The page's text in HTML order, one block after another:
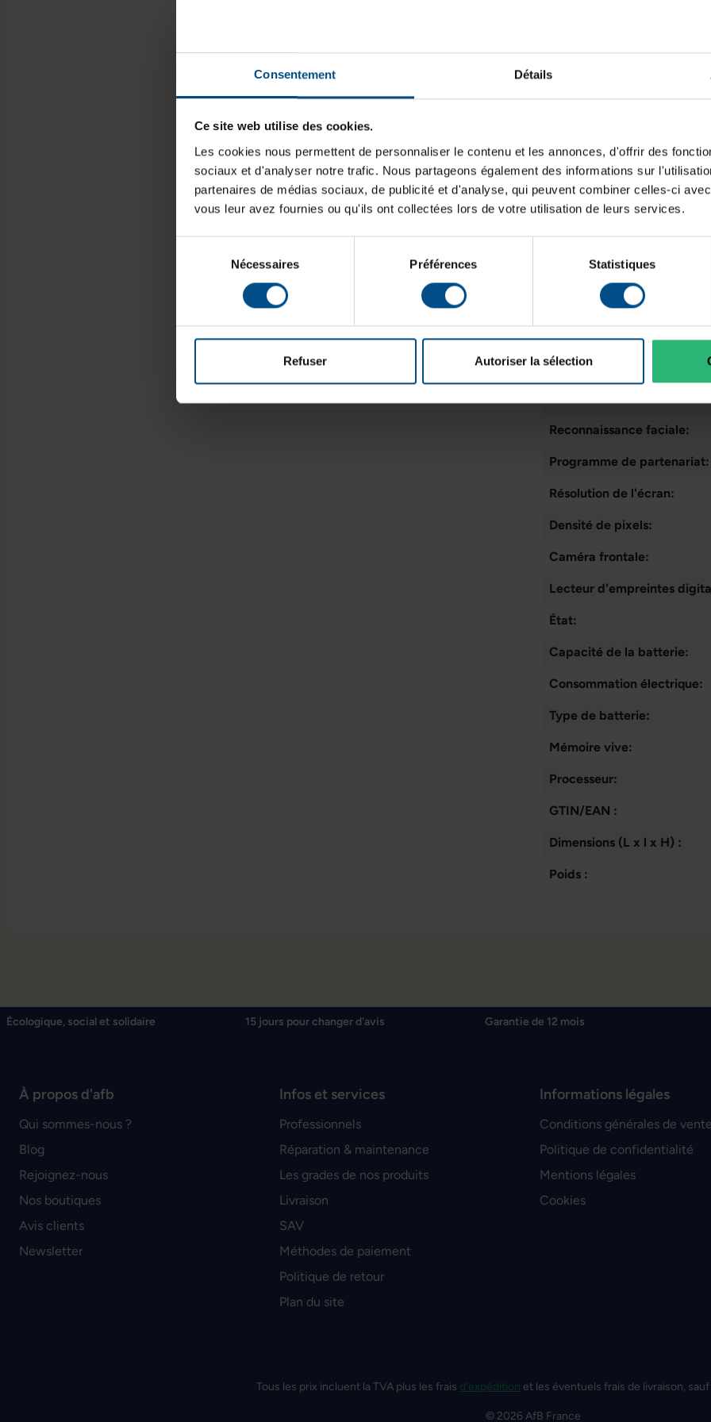
Consentement Détails
Ce site web utilise des cookies.
Les cookies nous permettent de personnaliser le contenu et les annonces, d'offrir des
sociaux et d'analyser notre trafic. Nous partageons également des informations sur
partenaires de médias sociaux, de publicité et d'analyse, qui peuvent combiner celles-ci
vous leur avez fournies ou qu'ils ont collectées lors de votre utilisation de leurs services.
consentement
Nécessaires Préférences Statistiques
Refuser Autoriser la sélection
Communication:
Lancement sur le marché:
Système d'exploitation:
Cœurs de processeur:
Type de dalle:
Connectique:
Taille de l'écran:
Téléphonie mobile:
Slot pour carte SIM:
Reconnaissance faciale:
Programme de partenariat:
Résolution de l'écran:
Densité de pixels:
Caméra frontale:
Lecteur d'empreintes
État:
Capacité de la batterie:
Consommation électrique:
Type de batterie:
Mémoire vive:
Processeur:
GTIN/EAN :
Dimensions (L x l x H) :
Poids :
Écologique, social et solidaire 15 jours pour changer d'avis Garantie de 12 mois
À propos d'afb
Qui sommes-nous ?
Blog
Rejoignez-nous
Nos boutiques
Avis clients
Newsletter
Infos et services
Professionnels
Réparation & maintenance
Les grades de nos produits
Livraison
SAV
Méthodes de paiement
Politique de retour
Plan du site
Informations légales
Conditions générales de
Politique de confidentialité
Mentions légales
Cookies
Tous les prix incluent la TVA plus les frais d'expédition et les éventuels frais de livraison,
© 2026 AfB France